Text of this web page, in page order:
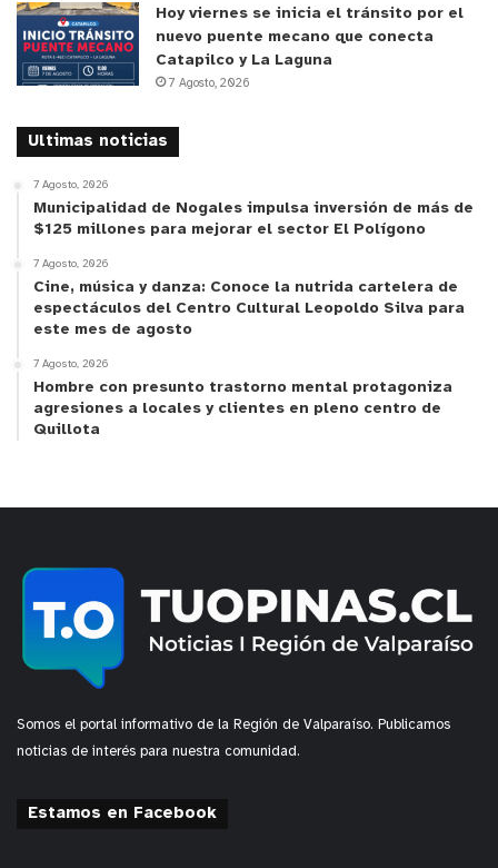
en medio de la prisa constante”.
En esa línea, las vacaciones no son solo un alto en
con lo esencial y
volver con mayor claridad, energía y propósito
y tú, ¿qué opinas?
Hoy viernes se inicia el tránsito por el
nuevo puente mecano que conecta
Catapilco y La Laguna
7 Agosto, 2026
Ultimas noticias
7 Agosto, 2026
Municipalidad de Nogales impulsa inversión de más de
$125 millones para mejorar el sector El Polígono
7 Agosto, 2026
Cine, música y danza: Conoce la nutrida cartelera de
espectáculos del Centro Cultural Leopoldo Silva para
este mes de agosto
7 Agosto, 2026
Hombre con presunto trastorno mental protagoniza
agresiones a locales y clientes en pleno centro de
Quillota
Somos el portal informativo de la Región de Valparaíso. Publicamos
noticias de interés para nuestra comunidad.
Estamos en Facebook